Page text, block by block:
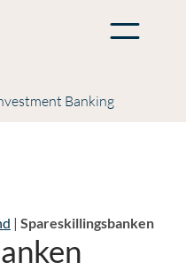
Banking
| Spareskillingsbanken